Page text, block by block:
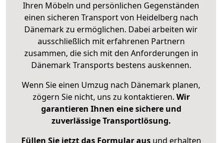
Ihren Möbeln und persönlichen Gegenständen
einen sicheren Transport von Heidelberg nach
Dänemark zu ermöglichen. Dabei arbeiten wir
ausschließlich mit erfahrenen Partnern
zusammen, die sich mit den Anforderungen in
Dänemark Transports bestens auskennen.
Wenn Sie einen Umzug nach Dänemark planen,
zögern Sie nicht, uns zu kontaktieren. Wir
garantieren Ihnen eine sichere und
zuverlässige Transportlösung.
Füllen Sie jetzt das Formular ausund erhalten